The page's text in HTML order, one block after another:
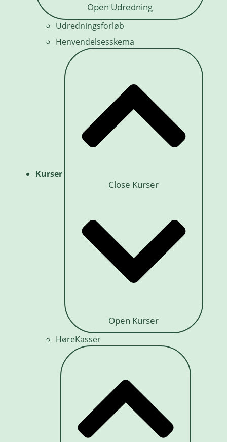
Open Udredning
Udredningsforløb
Henvendelsesskema
Kurser
Close Kurser
Open Kurser
HøreKasser